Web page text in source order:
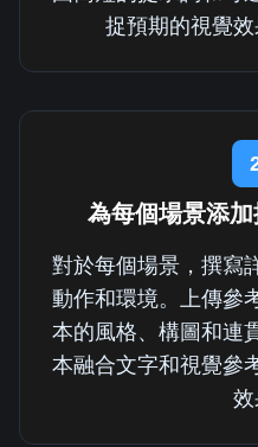
捉預期的視覺效
為每個場景添
對於每個場景，撰寫
動作和環境。上傳參
本的風格、構圖和連
本融合文字和視覺參
效